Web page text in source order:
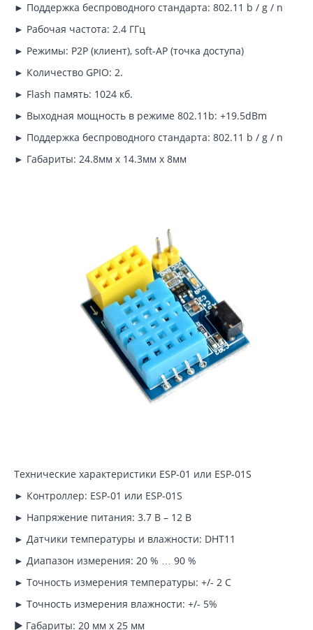
► Поддержка беспроводного стандарта: 802.11 b / g / n
► Рабочая частота: 2.4 ГГц
► Режимы: P2P (клиент), soft-AP (точка доступа)
► Количество GPIO: 2.
► Flash память: 1024 кб.
► Выходная мощность в режиме 802.11b: +19.5dBm
► Поддержка беспроводного стандарта: 802.11 b / g / n
► Габариты: 24.8мм х 14.3мм х 8мм
Технические характеристики ESP-01 или ESP-01S
► Контроллер: ESP-01 или ESP-01S
► Напряжение питания: 3.7 В – 12 В
► Датчики температуры и влажности: DHT11
► Диапазон измерения: 20 % … 90 %
► Точность измерения температуры: +/- 2 C
► Точность измерения влажности: +/- 5%
► Габариты: 20 мм х 25 мм